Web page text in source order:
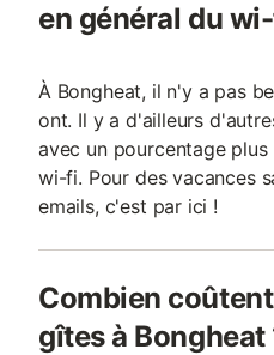
en général du
À Bongheat, il n'y a pas
ont. Il y a d'ailleurs
avec un pourcentage
wi-fi. Pour des vacances
emails, c'est par ici !
Combien
gîtes à Bongheat